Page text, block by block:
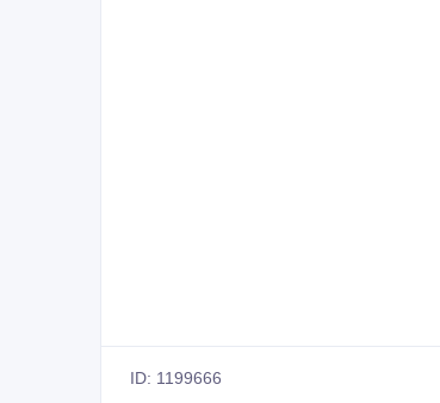
ID: 1199666